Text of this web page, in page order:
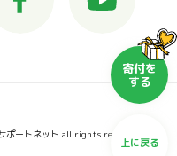
寄付を
する
上に戻る
ートネット all rights reserved